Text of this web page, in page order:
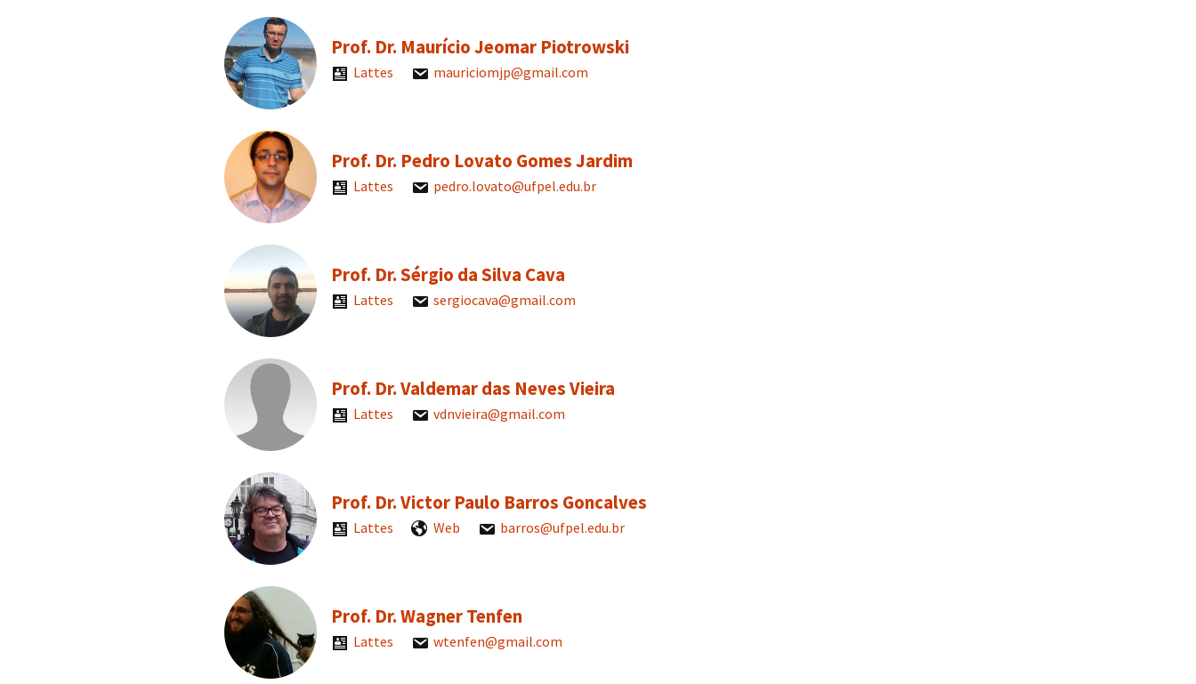
Prof. Dr. Maurício Jeomar Piotrowski
Lattes mauriciomjp@gmail.com
Prof. Dr. Pedro Lovato Gomes Jardim
Lattes pedro.lovato@ufpel.edu.br
Prof. Dr. Sérgio da Silva Cava
Lattes sergiocava@gmail.com
Prof. Dr. Valdemar das Neves Vieira
Lattes vdnvieira@gmail.com
Prof. Dr. Victor Paulo Barros Goncalves
Lattes Web barros@ufpel.edu.br
Prof. Dr. Wagner Tenfen
Lattes wtenfen@gmail.com